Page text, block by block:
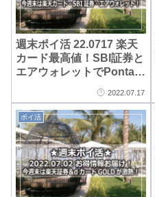
週末ポイ活 22.0717 楽天
カード最高値！SBI証券と
エアウォレットでPontaポ
イント2000Pは見逃す
な！
2022.07.17
ポイ活